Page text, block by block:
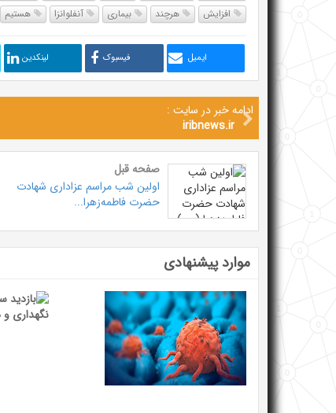
افزایش
هرچند بیماری آنفلوانزا هستیم
ایمیل فیسبوک لینکدین
ادامه خبر در سایت :
iribnews.ir
صفحه قبل
اولین شب مراسم عزاداری شهادت
حضرت فاطمه‌زهرا...
موارد پیشنهادی